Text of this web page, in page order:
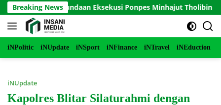
Langsung
ke
konten
Breaking News
Penundaan Eksekusi Ponpes Minhajut Tholibin
iNPolitic iNUpdate iNSport iNFinance iNTravel iNEduction
iNUpdate
Kapolres Blitar Silaturahmi dengan